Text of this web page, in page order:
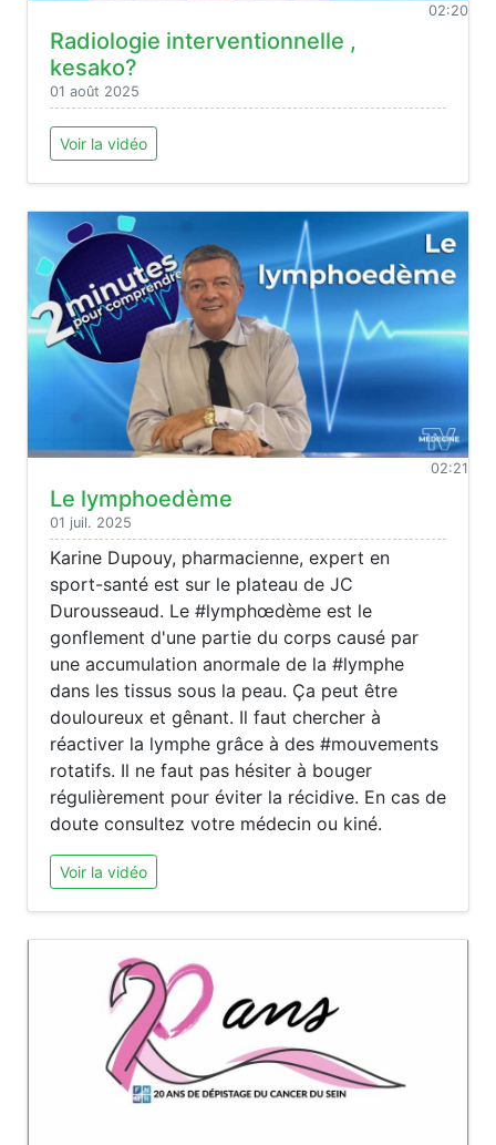
02:20
Radiologie interventionnelle ,
kesako?
01 août 2025
Voir la vidéo
02:21
Le lymphoedème
01 juil. 2025
Karine Dupouy, pharmacienne, expert en
sport-santé est sur le plateau de JC
Durousseaud. Le #lymphœdème est le
gonflement d'une partie du corps causé par
une accumulation anormale de la #lymphe
dans les tissus sous la peau. Ça peut être
douloureux et gênant. Il faut chercher à
réactiver la lymphe grâce à des #mouvements
rotatifs. Il ne faut pas hésiter à bouger
régulièrement pour éviter la récidive. En cas de
doute consultez votre médecin ou kiné.
Voir la vidéo